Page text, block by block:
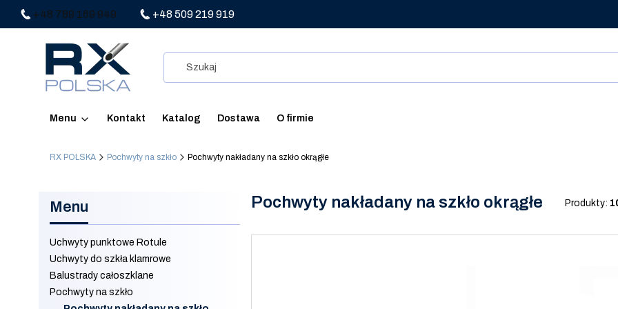
+48 789 169 949 +48 509 219 919
Menu Kontakt Katalog Dostawa O firmie
RX POLSKA Pochwyty na szkło Pochwyty nakładany na szkło okrągłe
Menu
Uchwyty punktowe Rotule
Uchwyty do szkła klamrowe
Balustrady całoszklane
Pochwyty na szkło
Pochwyty nakładany na szkło okrągłe Produkty: